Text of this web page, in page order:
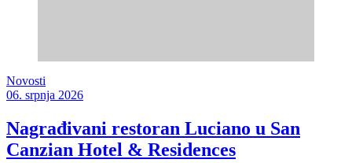
Novosti
06. srpnja 2026
Nagrađivani restoran Luciano u San
Canzian Hotel & Residences